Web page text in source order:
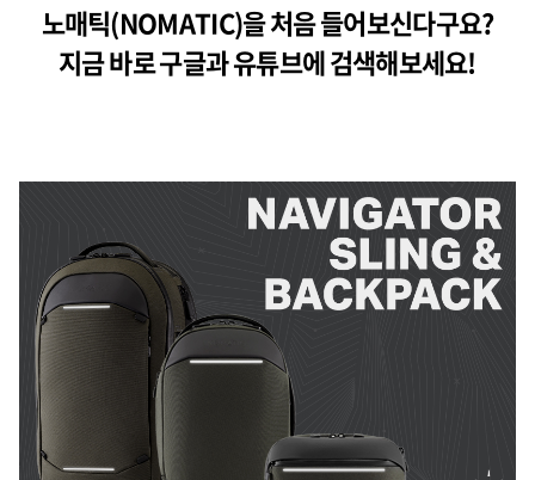
노매틱(NOMATIC)을 처음 들어보신다구요?
지금 바로 구글과 유튜브에 검색해보세요!